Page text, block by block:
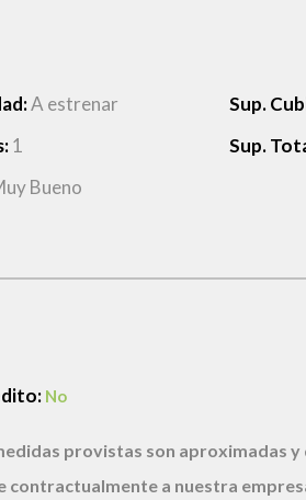
A estrenar
1
Bueno
Sup.
Sup.
No
provistas son aproximadas
a nuestra